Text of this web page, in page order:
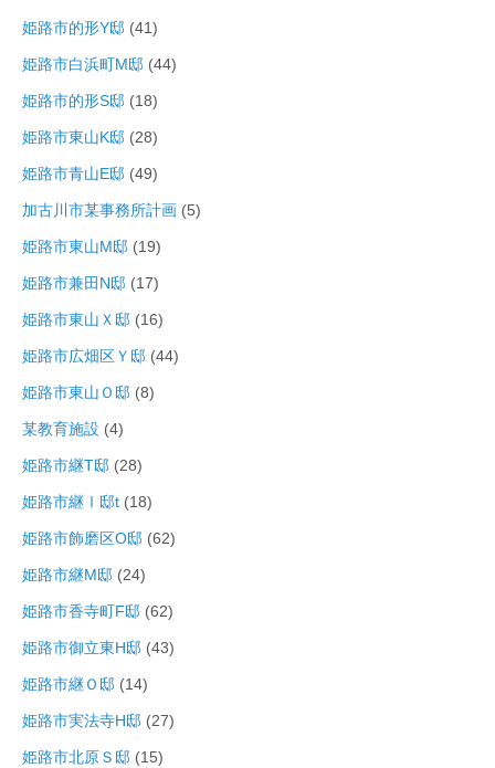
姫路市的形Y邸 (41)
姫路市白浜町M邸 (44)
姫路市的形S邸 (18)
姫路市東山K邸 (28)
姫路市青山E邸 (49)
加古川市某事務所計画 (5)
姫路市東山M邸 (19)
姫路市兼田N邸 (17)
姫路市東山Ｘ邸 (16)
姫路市広畑区Ｙ邸 (44)
姫路市東山Ｏ邸 (8)
某教育施設 (4)
姫路市継T邸 (28)
姫路市継Ⅰ邸t (18)
姫路市飾磨区O邸 (62)
姫路市継M邸 (24)
姫路市香寺町F邸 (62)
姫路市御立東H邸 (43)
姫路市継Ｏ邸 (14)
姫路市実法寺H邸 (27)
姫路市北原Ｓ邸 (15)